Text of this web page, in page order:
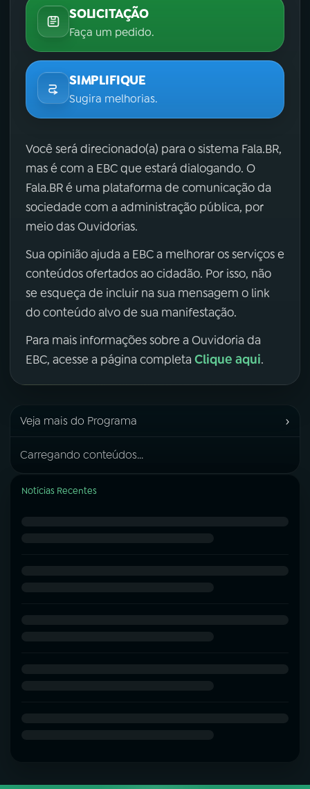
SOLICITAÇÃO
Faça um pedido.
SIMPLIFIQUE
Sugira melhorias.
Você será direcionado(a) para o sistema Fala.BR,
mas é com a EBC que estará dialogando. O
Fala.BR é uma plataforma de comunicação da
sociedade com a administração pública, por
meio das Ouvidorias.
Sua opinião ajuda a EBC a melhorar os serviços e
conteúdos ofertados ao cidadão. Por isso, não
se esqueça de incluir na sua mensagem o link
do conteúdo alvo de sua manifestação.
Para mais informações sobre a Ouvidoria da
EBC, acesse a página completa Clique aqui.
Veja mais do Programa ›
Carregando conteúdos...
Notícias Recentes